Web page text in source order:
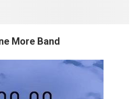
More Band